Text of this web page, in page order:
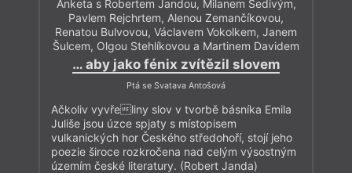
Anketa s Robertem Jandou, Milanem Šedivým,
Pavlem Rejchrtem, Alenou Zemančíkovou,
Renatou Bulvovou, Václavem Vokolkem, Janem
Šulcem, Olgou Stehlíkovou a Martinem Davidem
… aby jako fénix zvítězil slovem
Ptá se Svatava Antošová
Ačkoliv vyvřeliny slov v tvorbě básníka Emila
Juliše jsou úzce spjaty s místopisem
vulkanických hor Českého středohoří, stojí jeho
poezie široce rozkročena nad celým výsostným
územím české literatury. (Robert Janda)